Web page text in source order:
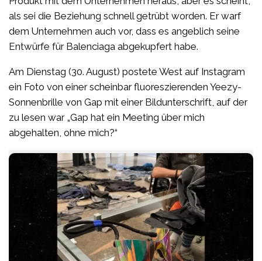
als sei die Beziehung schnell getrübt worden. Er warf
dem Unternehmen auch vor, dass es angeblich seine
Entwürfe für Balenciaga abgekupfert habe.
Am Dienstag (30. August) postete West auf Instagram
ein Foto von einer scheinbar fluoreszierenden Yeezy-
Sonnenbrille von Gap mit einer Bildunterschrift, auf der
zu lesen war „Gap hat ein Meeting über mich
abgehalten, ohne mich?“